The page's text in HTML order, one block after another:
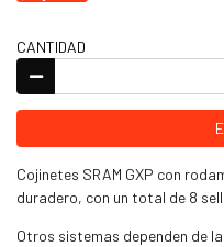
CANTIDAD
Cojinetes SRAM GXP con
duradero, con un total de 8
Otros sistemas dependen de